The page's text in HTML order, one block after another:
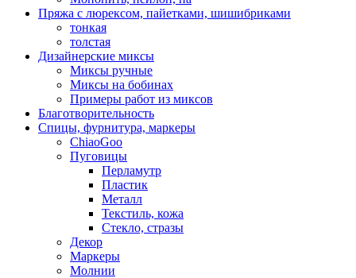
Пряжа с люрексом, пайетками, шишибриками
тонкая
толстая
Дизайнерские миксы
Миксы ручные
Миксы на бобинах
Примеры работ из миксов
Благотворительность
Спицы, фурнитура, маркеры
ChiaoGoo
Пуговицы
Перламутр
Пластик
Металл
Текстиль, кожа
Стекло, стразы
Декор
Маркеры
Молнии